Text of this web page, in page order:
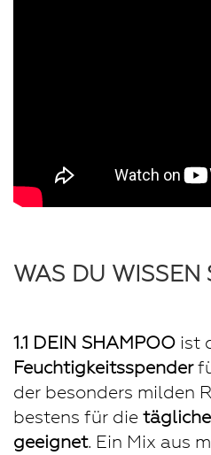
WAS DU WISSEN
1.1 DEIN SHAMPOO ist
Feuchtigkeitsspender
der besonders milden
bestens für die
geeignet. Ein Mix aus